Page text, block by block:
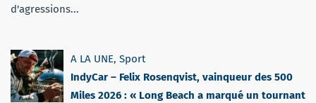
d'agressions...
A LA UNE, Sport
IndyCar – Felix Rosenqvist, vainqueur des 500
Miles 2026 : « Long Beach a marqué un tournant